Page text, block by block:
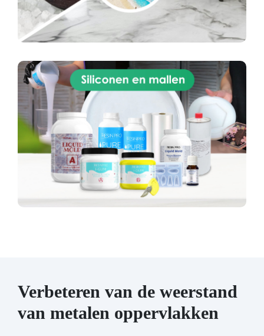
Veilig voor drinkwater – ideaal voor leidingen,
tanks en koppelingen
Snel en schoon – met
de hand aan te brengen zonder gereedschap
automotive en nautiek
Duurzaam – krimpt
niet en barst niet na uitharding Praktische
toepassingen Reparatie van leidingen, flenzen,
kleppen, koppelingen, pompen en metalen
tanks Herstellen van beschadigde schroefdraad
of schroefzittingen Dichten van scheuren en
lekken in hydraulische systemen of metalen
reservoirs Onderhoud van mechanische of
structurele onderdelen Reparaties aan boten,
auto's, machines en industriële apparatuur
Gebruiksaanwijzing Snijd de benodigde
hoeveelheid van de staaf. Kneed met de hand
tot een volledig egale kleur ontstaat (± 1 min).
koudlassen bij snelle herstellingen Na
uitharding volledig bewerkbaar met boor, vijl of
tap Bewaren op een droge plaats, uit de buurt
Verbeteren van de weerstand
van metalen oppervlakken